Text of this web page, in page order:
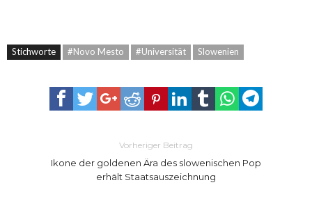
Stichworte #Novo Mesto #Universität Slowenien
Vorheriger Beitrag
Ikone der goldenen Ära des slowenischen Pop
erhält Staatsauszeichnung